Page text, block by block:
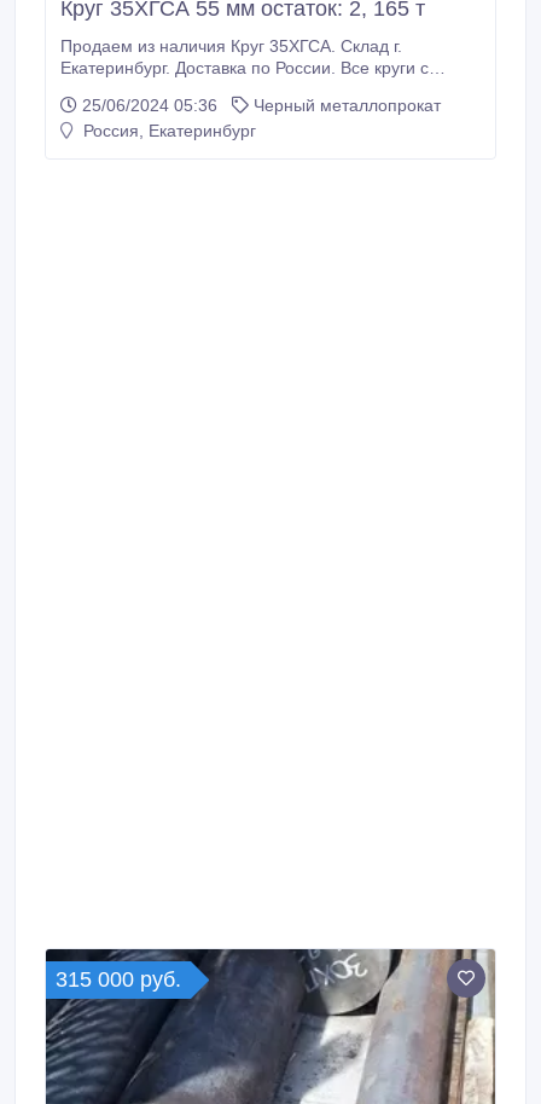
Круг 35ХГСА 55 мм остаток: 2, 165 т
Продаем из наличия Круг 35ХГСА. Склад г.
Екатеринбург. Доставка по России. Все круги с
мм, остаток: 2, 165 т , 125000 руб. с НДС * Еще из
наличия: * Круг 35ХГСА 20 мм, ГОСТ 4543-2016
25/06/2024 05:36
Черный металлопрокат
Россия, Екатеринбург
315 000 руб.